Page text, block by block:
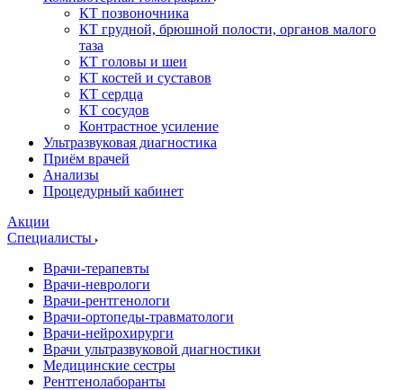
КТ позвоночника
КТ грудной, брюшной полости, органов малого
таза
КТ головы и шеи
КТ костей и суставов
КТ сердца
КТ сосудов
Контрастное усиление
Ультразвуковая диагностика
Приём врачей
Анализы
Процедурный кабинет
Акции
Специалисты
Врачи-терапевты
Врачи-неврологи
Врачи-рентгенологи
Врачи-ортопеды-травматологи
Врачи-нейрохирурги
Врачи ультразвуковой диагностики
Медицинские сестры
Рентгенолаборанты